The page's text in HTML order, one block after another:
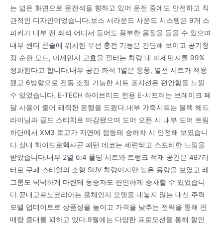
는 넓은 화면으로 운전석을 향하고 있어 운전 중에도 안전하고 직
관적인 디자인이었습니다.보스 서라운드 사운드 시스템은 9개 스
피커가 내부 전 좌석 어디서 들어도 풍부한 음질을 들을 수 있으며
내부 센터 콘솔에 위치한 무선 충전 기능은 간단해 보이고 공기청
정 순환 모드, 미세먼지 고효율 필터는 차량 내 미세먼지를 99%
정화한다고 합니다.내부 공간 좌석 1열은 통풍, 열선 시트가 적용
됐고 6방향으로 전동 조절 가능한 시트 포지션은 편안함을 느낄
수 있었습니다. E-TECH 하이브리드 전용 E-시프터는 브레이크 페
달 사용이 줄어 쾌적한 운행을 도왔다.내부 가죽시트는 블랙 헤드
라이닝과 골드 스티치로 마감됐으며 도어 오픈 시 내부 도어 트림
하단에서 XM3 로고가 지면에 점등돼 승하차 시 안전해 보였습니
다.실내 하이드로헥사곤 패턴 데코는 세련되고 스포티한 느낌을
받았습니다.내부 2열 6:4 폴딩 시트와 트렁크 적재 공간은 487리
터로 쿠페 스타일의 소형 SUV 차량이지만 높은 용량을 보였고 레
그룸도 넉넉하게 마련돼 동승자도 편안하게 승차할 수 있었습니
다.끝내고르노코리아는 풀체인지 모델을 내놓지 않는 대신 주력
모델 업데이트로 상품성을 높이고 가격을 낮추는 전략을 통해 판
매량 증대를 꾀하고 있다.9월에는 다양한 프로모션을 통해 할인